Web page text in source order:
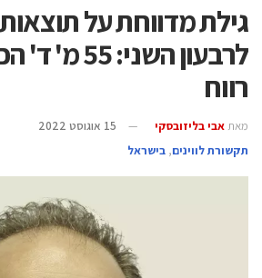
גילת מדווחת על
רווח
מאת אבי בליזובסקי
15 אוגוסט 2022
תקשורת לווינים, בישראל